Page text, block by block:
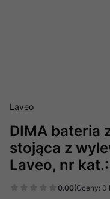
Laveo
DIMA bateria
stojąca z
Laveo, nr
0.00(Oceny: 0